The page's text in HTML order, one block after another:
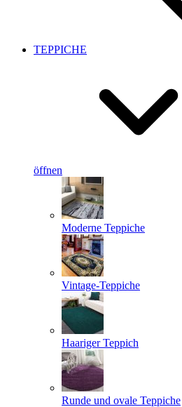
TEPPICHE
öffnen
Moderne Teppiche
Vintage-Teppiche
Haariger Teppich
Runde und ovale Teppiche